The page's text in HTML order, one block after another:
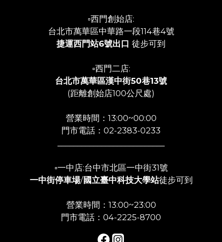
▫️西門創始店:
台北市萬華區中華路一段114巷4號
捷運西門站6號出口 徒步可到
▫️西門二店:
台北市萬華區漢中街50巷13號
(距離創始店100公尺處)
營業時間：13:00~00:00
門市電話：02-2383-0233
▫️一中店:台中市北區一中街31號
一中街停車場/國立臺中科技大學站徒步可到
營業時間：13:00~23:00
門市電話：04-2225-8700